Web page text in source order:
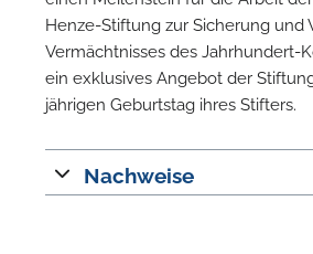
Henze-Stiftung zur Sicherung und
Vermächtnisses des Jahrhundert-
ein exklusives Angebot der
jährigen Geburtstag ihres Stifters.
Nachweise